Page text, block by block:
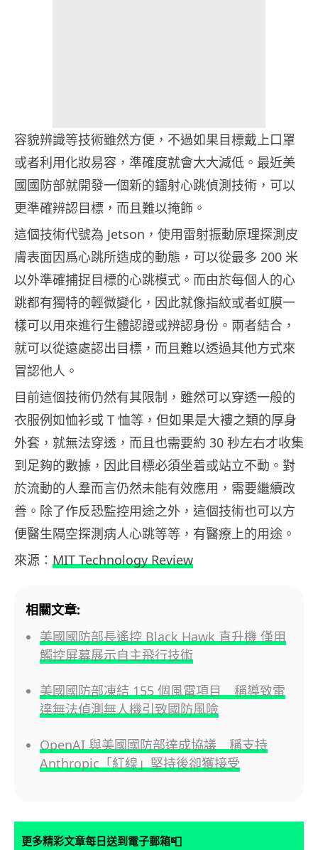
容貌辨識等技術雖然方便，不過如果目標戴上口罩
或者利用化妝易容，準確度就會大大減低。最近美
國國防部就開發一個新的鐳射心跳偵測技術，可以
更準確辨認目標，而且難以掩飾。
這個技術代號為 Jetson，使用雷射振動原理探測皮
膚表面因爲心跳所造成的動態，可以從最多 200 米
以外準確捕捉目標的心跳模式。而由於每個人的心
跳都有獨特的輕微變化，因此就像指紋或者虹膜一
樣可以用來進行生體認證或辨認身份。兩者結合，
就可以從遠處認出目標，而且難以透過其他方式來
冒認他人。
目前這個技術仍然有其限制，雖然可以穿透一般的
衣服例如恤衫或 T 恤等，但如果是大褸之類的厚身
外套，就無法穿透，而且也需要約 30 秒左右才收集
到足夠的數據，因此目標必須坐着或站立不動。對
於流動的人羣而言仍然未能有效應用，需要繼續改
善。除了作反恐監控用途之外，這個技術也可以方
便醫生隔空探測病人心跳等等，有醫療上的用途。
來源： MIT Technology Review
相關文章:
美國國防部長遙控 Black Hawk 直升機 僅用
觸控屏幕展示自主飛行技術
美國國防部凍結 155 個風電項目 稱導致雷
達無法偵測無人機引致國防風險
OpenAI 與美國國防部達成協議 稱支持
Anthropic「紅線」堅持後卻獲接受
更多精彩文章每日送到電子郵箱📮